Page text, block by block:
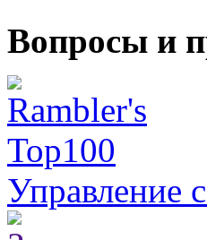
Вопросы и
Управление